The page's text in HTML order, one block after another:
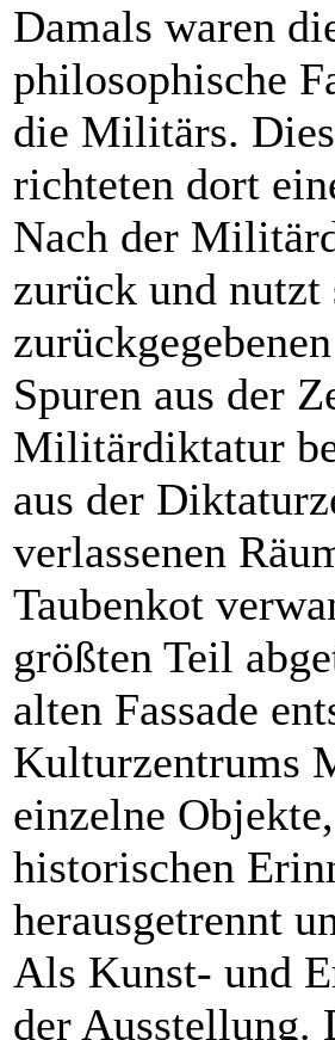
Damals waren
philosophische
die Militärs.
richteten dort
Nach der
zurück und
Spuren aus der
Militärdiktatur
aus der
verlassenen
Taubenkot
größten Teil
alten Fassade
Kulturzentrums
einzelne
historischen
herausgetrennt
Als Kunst- und
der Ausstellung.